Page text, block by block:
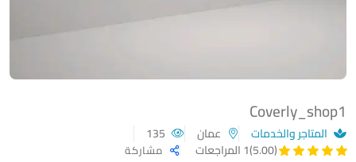
Coverly_shop1
المتاجر والخدمات عمان
(5.00)
1 المراجعات مشاركة